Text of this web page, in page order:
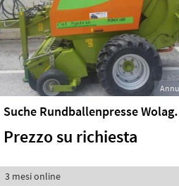
Suche
Prezzo su richiesta
3 mesi online